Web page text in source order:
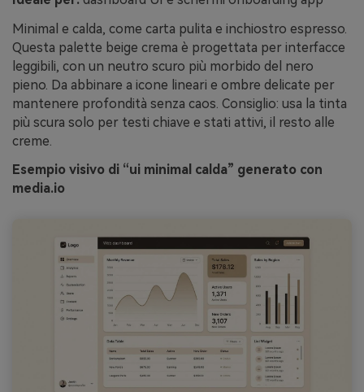
Minimal e calda, come carta pulita e inchiostro espresso.
Questa palette beige crema è progettata per interfacce
leggibili, con un neutro scuro più morbido del nero
pieno. Da abbinare a icone lineari e ombre delicate per
mantenere profondità senza caos. Consiglio: usa la tinta
più scura solo per testi chiave e stati attivi, il resto alle
creme.
Esempio visivo di “ui minimal calda” generato con
media.io